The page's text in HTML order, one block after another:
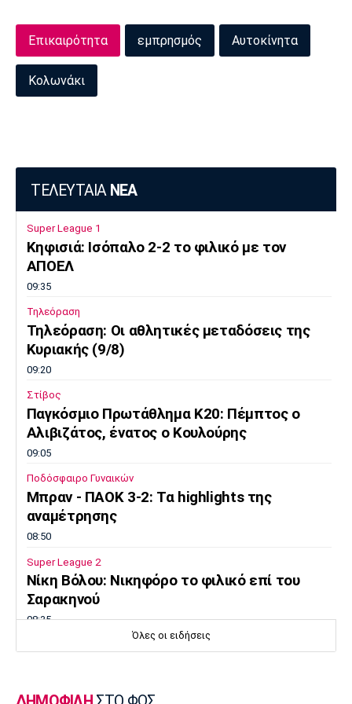
Επικαιρότητα εμπρησμός Αυτοκίνητα
Κολωνάκι
ΤΕΛΕΥΤΑΙΑ ΝΕΑ
Super League 1
Κηφισιά: Ισόπαλο 2-2 το φιλικό με τον
ΑΠΟΕΛ
09:35
Τηλεόραση
Τηλεόραση: Οι αθλητικές μεταδόσεις της
Κυριακής (9/8)
09:20
Στίβος
Παγκόσμιο Πρωτάθλημα Κ20: Πέμπτος ο
Αλιβιζάτος, ένατος ο Κουλούρης
09:05
Ποδόσφαιρο Γυναικών
Μπραν - ΠΑΟΚ 3-2: Τα highlights της
αναμέτρησης
08:50
Super League 2
Νίκη Βόλου: Νικηφόρο το φιλικό επί του
Σαρακηνού
08:35
Όλες οι ειδήσεις